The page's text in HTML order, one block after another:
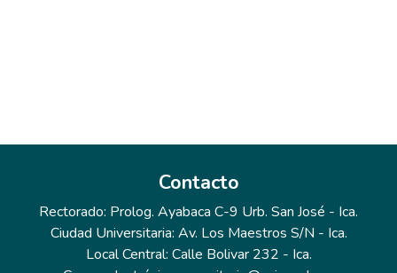
Contacto
Rectorado: Prolog. Ayabaca C-9 Urb. San José - Ica.
Ciudad Universitaria: Av. Los Maestros S/N - Ica.
Local Central: Calle Bolivar 232 - Ica.